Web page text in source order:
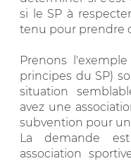
si le SP à
tenu pour prendre
Prenons
principes du SP)
situation
avez une
subvention pour
La demande
association